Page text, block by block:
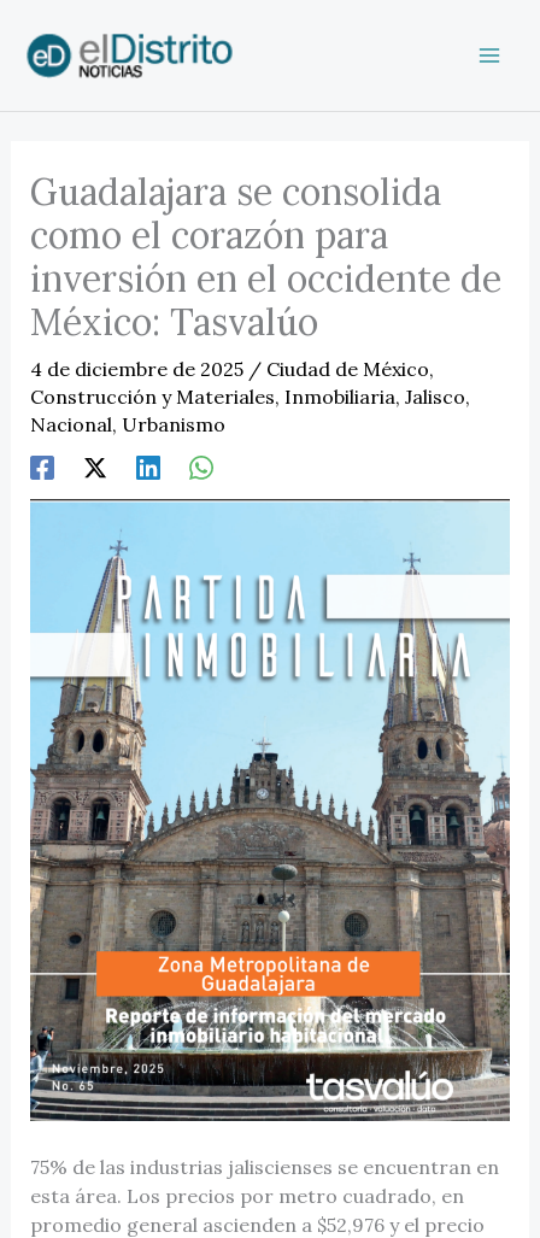
contenido
Guadalajara se consolida
como el corazón para
inversión en el occidente de
México: Tasvalúo
4 de diciembre de 2025 / Ciudad de México,
Construcción y Materiales, Inmobiliaria, Jalisco,
Nacional, Urbanismo
75% de las industrias jaliscienses se encuentran en
esta área. Los precios por metro cuadrado, en
promedio general ascienden a $52,976 y el precio